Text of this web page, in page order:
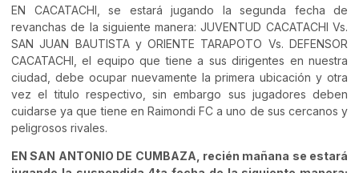
EN CACATACHI, se estará jugando la segunda fecha de
revanchas de la siguiente manera: JUVENTUD CACATACHI Vs.
SAN JUAN BAUTISTA y ORIENTE TARAPOTO Vs. DEFENSOR
CACATACHI, el equipo que tiene a sus dirigentes en nuestra
ciudad, debe ocupar nuevamente la primera ubicación y otra
vez el titulo respectivo, sin embargo sus jugadores deben
cuidarse ya que tiene en Raimondi FC a uno de sus cercanos y
peligrosos rivales.
EN SAN ANTONIO DE CUMBAZA, recién mañana se estará